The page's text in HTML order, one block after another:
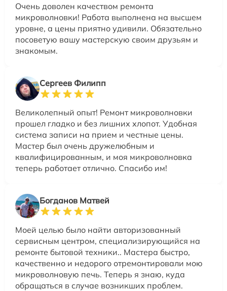
Очень доволен качеством ремонта
микроволновки! Работа выполнена на высшем
уровне, а цены приятно удивили. Обязательно
посоветую вашу мастерскую своим друзьям и
знакомым.
Сергеев Филипп
Великолепный опыт! Ремонт микроволновки
прошел гладко и без лишних хлопот. Удобная
система записи на прием и честные цены.
Мастер был очень дружелюбным и
квалифицированным, и моя микроволновка
теперь работает отлично. Спасибо им!
Богданов Матвей
Моей целью было найти авторизованный
сервисным центром, специализирующийся на
ремонте бытовой техники.. Мастера быстро,
качественно и недорого отремонтировали мою
микроволновую печь. Теперь я знаю, куда
обращаться в случае возникших проблем.